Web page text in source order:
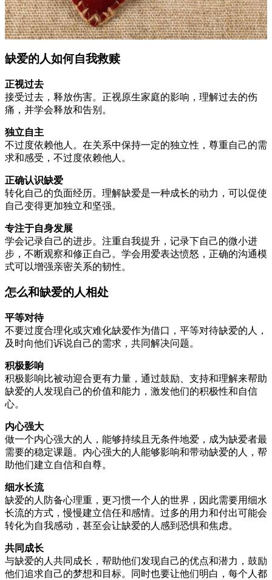
缺爱的人如何自我救赎
正视过去
接受过去，释放伤害。正视原生家庭的影响，理解过去的伤
痛，并学会释放和告别。
独立自主
不过度依赖他人。在关系中保持一定的独立性，尊重自己的需
求和感受，不过度依赖他人。
正确认识缺爱
转化自己的负面经历。理解缺爱是一种成长的动力，可以促使
自己变得更加独立和坚强。
专注于自身发展
学会记录自己的进步。注重自我提升，记录下自己的微小进
步，不断观察和修正自己。学会用爱表达愤怒，正确的沟通模
式可以增强亲密关系的韧性。
怎么和缺爱的人相处
平等对待
不要过度合理化或灾难化缺爱作为借口，平等对待缺爱的人，
及时向他们诉说自己的需求，共同解决问题。
积极影响
积极影响比被动迎合更有力量，通过鼓励、支持和理解来帮助
缺爱的人发现自己的价值和能力，激发他们的积极性和自信
心。
内心强大
做一个内心强大的人，能够持续且无条件地爱，成为缺爱者最
需要的稳定课题。内心强大的人能够影响和带动缺爱的人，帮
助他们建立自信和自尊。
细水长流
缺爱的人防备心理重，更习惯一个人的世界，因此需要用细水
长流的方式，慢慢建立信任和感情。过多的用力和付出可能会
转化为自我感动，甚至会让缺爱的人感到恐惧和焦虑。
共同成长
与缺爱的人共同成长，帮助他们发现自己的优点和潜力，鼓励
他们追求自己的梦想和目标。同时也要让他们明白，每个人都